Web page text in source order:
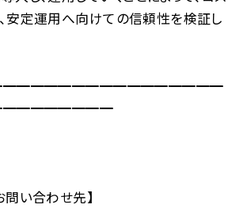
安定運用へ向けての信頼性を検証し
問い合わせ先】